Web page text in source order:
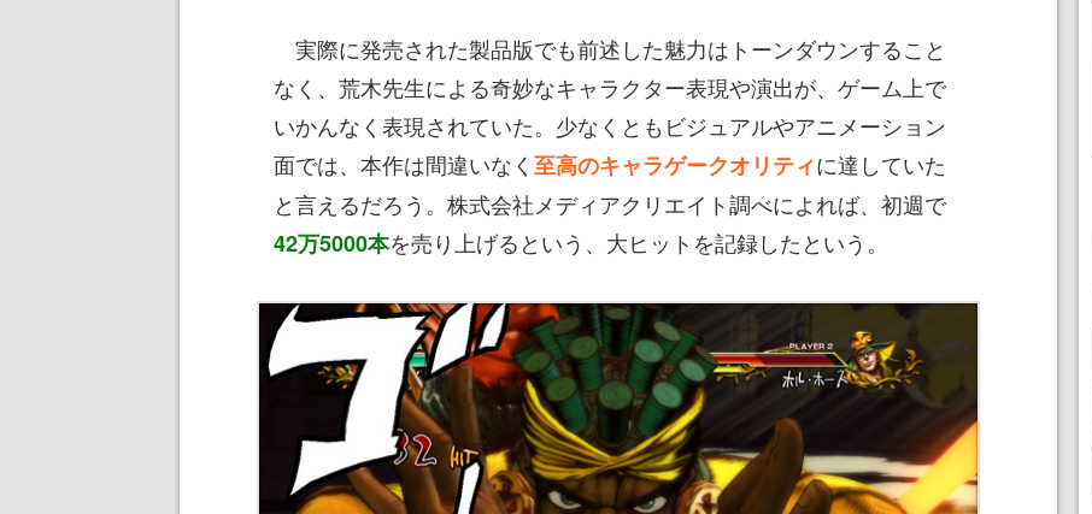
実際に発売された製品版でも前述した魅力はトーンダウンすること
なく、荒木先生による奇妙なキャラクター表現や演出が、ゲーム上で
いかんなく表現されていた。少なくともビジュアルやアニメーション
面では、本作は間違いなく 至高のキャラゲークオリティに達していた
と言えるだろう。株式会社メディアクリエイト調べによれば、初週で
42万5000本を売り上げるという、大ヒットを記録したという。